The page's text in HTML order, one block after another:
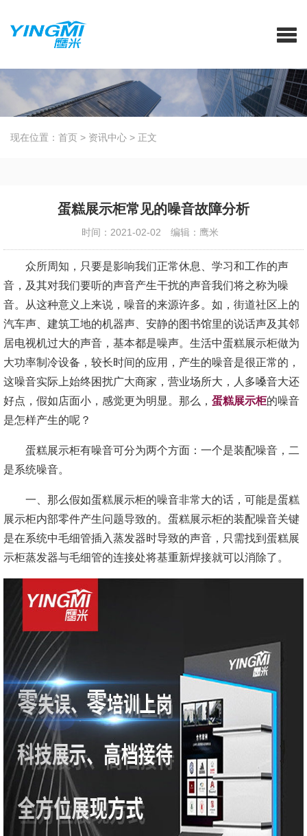
现在位置： 首页 > 资讯中心 > 正文
蛋糕展示柜常见的噪音故障分析
时间：2021-02-02 编辑：鹰米
众所周知，只要是影响我们正常休息、学习和工作的声
音，及其对我们要听的声音产生干扰的声音我们将之称为噪
音。从这种意义上来说，噪音的来源许多。如，街道社区上的
汽车声、建筑工地的机器声、安静的图书馆里的说话声及其邻
居电视机过大的声音，基本都是噪声。生活中蛋糕展示柜做为
大功率制冷设备，较长时间的应用，产生的噪音是很正常的，
这噪音实际上始终困扰广大商家，营业场所大，人多嗓音大还
好点，假如店面小，感觉更为明显。那么， 蛋糕展示柜的噪音
是怎样产生的呢？
蛋糕展示柜有噪音可分为两个方面：一个是装配噪音，二
是系统噪音。
一、那么假如蛋糕展示柜的噪音非常大的话，可能是蛋糕
展示柜内部零件产生问题导致的。蛋糕展示柜的装配噪音关键
是在系统中毛细管插入蒸发器时导致的声音，只需找到蛋糕展
示柜蒸发器与毛细管的连接处将基重新焊接就可以消除了。